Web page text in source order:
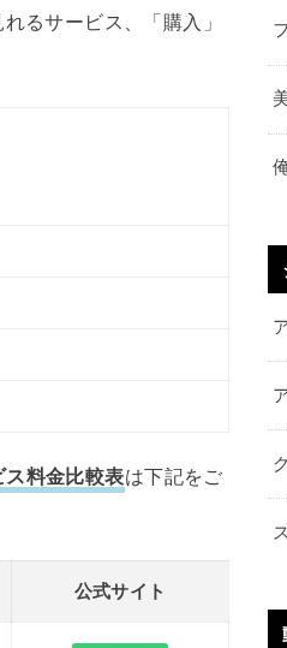
るサービス、「購入」
料金比較表は下記をご
公式サイト